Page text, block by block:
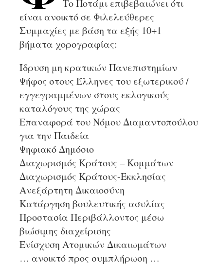
Το Ποτάμι επιβεβαιώνει ότι
είναι ανοικτό σε Φιλελεύθερες
Συμμαχίες με βάση τα εξής 10+1
βήματα χορογραφίας:
Ίδρυση μη κρατικών Πανεπιστημίων
Ψήφος στους Έλληνες του εξωτερικού /
εγγεγραμμένων στους εκλογικούς
καταλόγους της χώρας
Επαναφορά του Νόμου Διαμαντοπούλου
για την Παιδεία
Ψηφιακό Δημόσιο
Διαχωρισμός Κράτους – Κομμάτων
Διαχωρισμός Κράτους-Εκκλησίας
Ανεξάρτητη Δικαιοσύνη
Κατάργηση βουλευτικής ασυλίας
Προστασία Περιβάλλοντος μέσω
βιώσιμης διαχείρισης
Ενίσχυση Ατομικών Δικαιωμάτων
… ανοικτό προς συμπλήρωση …